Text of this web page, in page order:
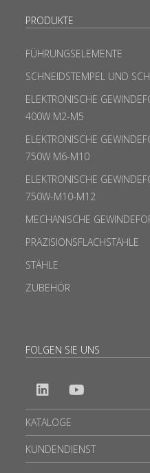
PRODUKTE
FÜHRUNGSELEMENTE
SCHNEIDSTEMPEL UND
ELEKTRONISCHE
400W M2-M5
ELEKTRONISCHE
750W M6-M10
ELEKTRONISCHE
750W-M10-M12
MECHANISCHE
PRÄZISIONSFLACHSTÄHLE
STÄHLE
ZUBEHÖR
FOLGEN SIE UNS
KATALOGE
KUNDENDIENST